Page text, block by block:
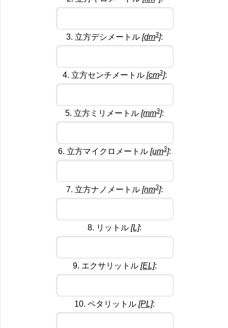
3. 立方デシメートル [dm3]:
4. 立方センチメートル [cm3]:
5. 立方ミリメートル [mm3]:
6. 立方マイクロメートル [um3]:
7. 立方ナノメートル [nm3]:
8. リットル [L]:
9. エクサリットル [EL]:
10. ペタリットル [PL]: